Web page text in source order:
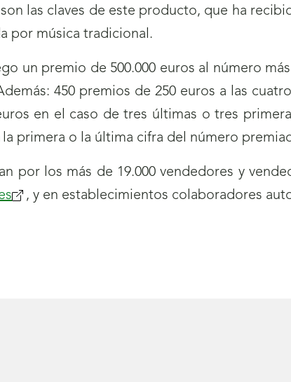
las claves de este producto, que ha
por música tradicional.
un premio de 500.000 euros al número
450 premios de 250 euros a las
en el caso de tres últimas o tres
primera o la última cifra del número
por los más de 19.000 vendedores y
(se, y en establecimientos colaboradores